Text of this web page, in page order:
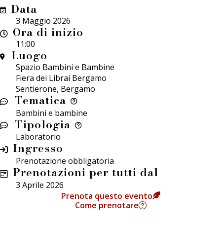
Data
3 Maggio 2026
Ora di inizio
11:00
Luogo
Spazio Bambini e Bambine
Fiera dei Librai Bergamo
Sentierone, Bergamo
Tematica
Bambini e bambine
Tipologia
Laboratorio
Ingresso
Prenotazione obbligatoria
Prenotazioni per tutti dal
3 Aprile 2026
Prenota questo evento
Come prenotare